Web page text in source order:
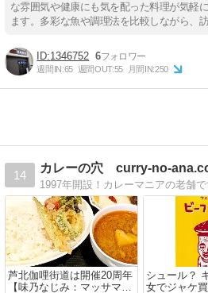
な雰囲気や健康にも気を配った料理が気軽
ます。多彩な魚や調理法を比較しながら、
1346752 6
週間IN:65 週間OUT:55 月間IN:250
14
カレーの穴 curry-no-
芦北伽哩街道は開催20周年
【味乃なじみ：マッサマン
シュール？
女でジャケ